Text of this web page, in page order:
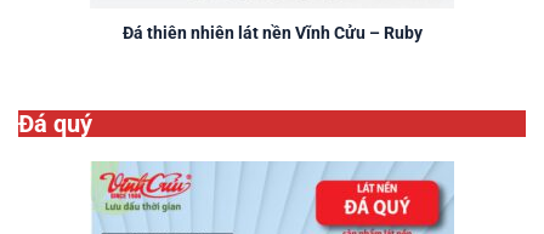
Đá thiên nhiên lát nền Vĩnh Cửu – Ruby
Đá quý